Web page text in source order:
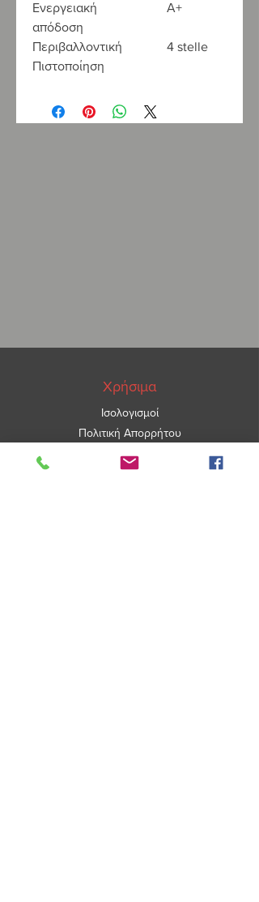
Ενεργειακή
απόδοση
Α+
Περιβαλλοντική
Πιστοποίηση
4 stelle
Χρήσιμα
Ισολογισμοί
Πολιτική Απορρήτου
5967101000